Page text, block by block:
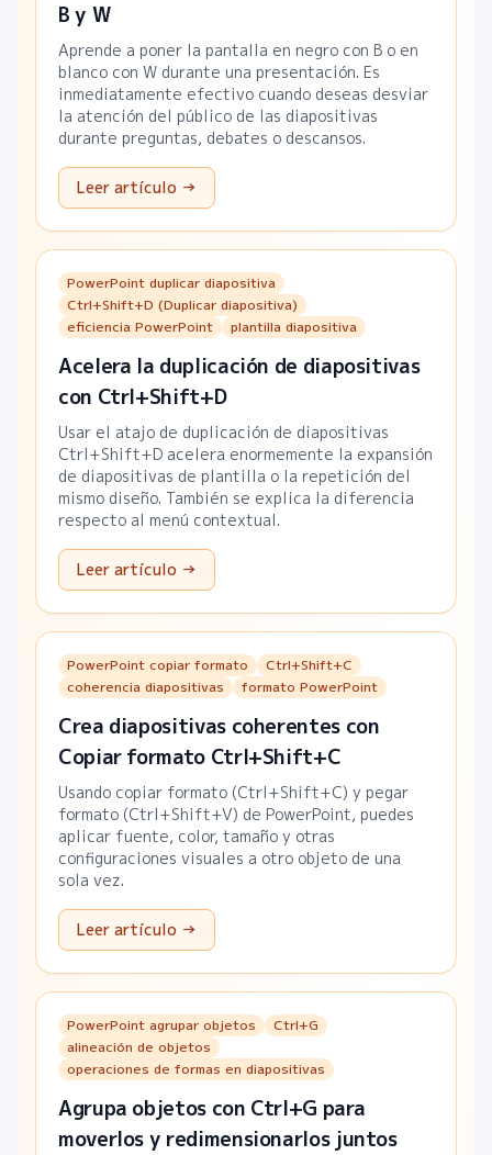
B y W
Aprende a poner la pantalla en negro con B o en
blanco con W durante una presentación. Es
inmediatamente efectivo cuando deseas desviar
la atención del público de las diapositivas
durante preguntas, debates o descansos.
Leer artículo →
PowerPoint duplicar diapositiva
Ctrl+Shift+D (Duplicar diapositiva)
eficiencia PowerPoint
plantilla diapositiva
Acelera la duplicación de diapositivas
con Ctrl+Shift+D
Usar el atajo de duplicación de diapositivas
Ctrl+Shift+D acelera enormemente la expansión
de diapositivas de plantilla o la repetición del
mismo diseño. También se explica la diferencia
respecto al menú contextual.
Leer artículo →
PowerPoint copiar formato
Ctrl+Shift+C
coherencia diapositivas
formato PowerPoint
Crea diapositivas coherentes con
Copiar formato Ctrl+Shift+C
Usando copiar formato (Ctrl+Shift+C) y pegar
formato (Ctrl+Shift+V) de PowerPoint, puedes
aplicar fuente, color, tamaño y otras
configuraciones visuales a otro objeto de una
sola vez.
Leer artículo →
PowerPoint agrupar objetos
Ctrl+G
alineación de objetos
operaciones de formas en diapositivas
Agrupa objetos con Ctrl+G para
moverlos y redimensionarlos juntos